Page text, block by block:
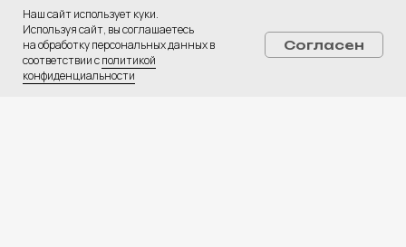
Услуги:
CPA Недвижимость
Digital-реклама
Наш сайт использует куки.
Используя сайт, вы соглашаетесь
на обработку персональных данных в
соответствии сполитикой
конфиденциальности
Согласен